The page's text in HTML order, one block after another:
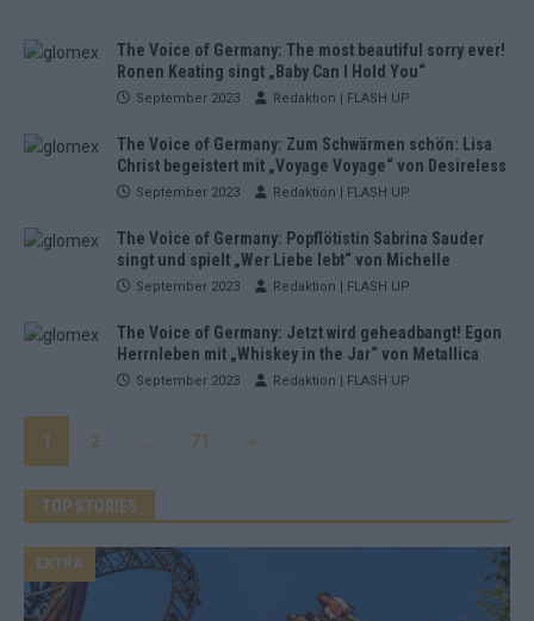
The Voice of Germany: The most beautiful sorry ever!
Ronen Keating singt „Baby Can I Hold You“
September 2023 Redaktion | FLASH UP
The Voice of Germany: Zum Schwärmen schön: Lisa
Christ begeistert mit „Voyage Voyage“ von Desireless
September 2023 Redaktion | FLASH UP
The Voice of Germany: Popflötistin Sabrina Sauder
singt und spielt „Wer Liebe lebt“ von Michelle
September 2023 Redaktion | FLASH UP
The Voice of Germany: Jetzt wird geheadbangt! Egon
Herrnleben mit „Whiskey in the Jar“ von Metallica
September 2023 Redaktion | FLASH UP
1 2 71 »
TOP STORIES
EXTRA